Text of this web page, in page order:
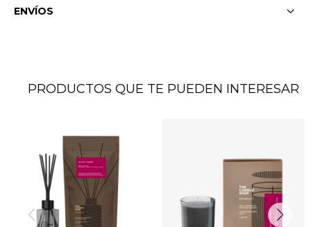
ENVÍOS
PRODUCTOS QUE TE PUEDEN INTERESAR